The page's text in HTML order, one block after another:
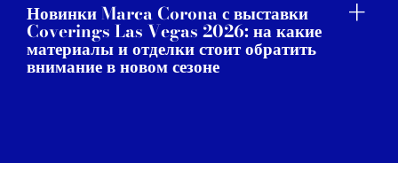
Новинки Marca Corona с выставки
Coverings Las Vegas 2026: на какие
материалы и отделки стоит обратить
внимание в новом сезоне